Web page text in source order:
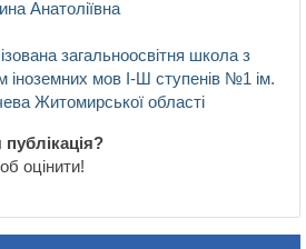
Анатоліївна
загальноосвітня школа з
іноземних мов І-Ш ступенів №1 ім.
Житомирської області
оцінити!